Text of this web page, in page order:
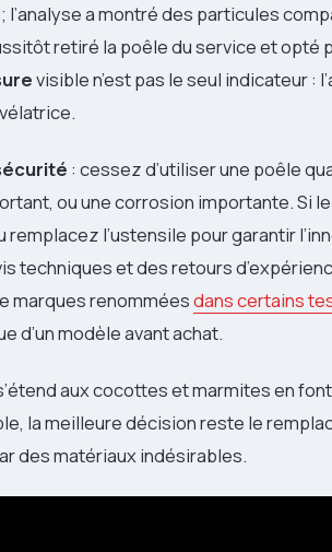
l’analyse a montré des particules
retiré la poêle du service et opté
visible n’est pas le seul indicateur :
: cessez d’utiliser une poêle
ou une corrosion importante. Si
l’ustensile pour garantir
techniques et des retours
marques renomméesdans certains
d’un modèle avant achat.
aux cocottes et marmites en
la meilleure décision reste le
des matériaux indésirables.